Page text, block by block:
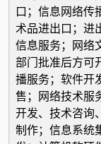
口；信息网络传
术品进出口；进
信息服务；网络
部门批准后方可
播服务；软件开
售；网络技术服
开发、技术咨询
制作；信息系统